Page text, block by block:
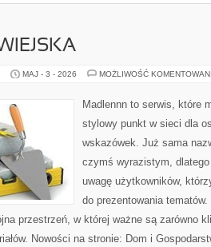
MAJ - 3 - 2026 MOŻLIWOŚĆ
Madlennn to serwis, które
stylowy punkt w sieci dla
wskazówek. Już sama
czymś wyrazistym,
uwagę użytkowników,
do prezentowania
przestrzeń, w której ważne są zarówno
Nowości na stronie: Dom i